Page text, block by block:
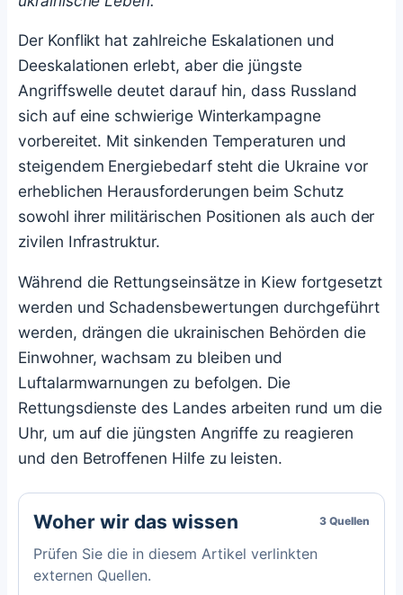
Der Konflikt hat zahlreiche Eskalationen und
Deeskalationen erlebt, aber die jüngste
Angriffswelle deutet darauf hin, dass Russland
sich auf eine schwierige Winterkampagne
vorbereitet. Mit sinkenden Temperaturen und
steigendem Energiebedarf steht die Ukraine vor
erheblichen Herausforderungen beim Schutz
sowohl ihrer militärischen Positionen als auch der
zivilen Infrastruktur.
Während die Rettungseinsätze in Kiew fortgesetzt
werden und Schadensbewertungen durchgeführt
werden, drängen die ukrainischen Behörden die
Einwohner, wachsam zu bleiben und
Luftalarmwarnungen zu befolgen. Die
Rettungsdienste des Landes arbeiten rund um die
Uhr, um auf die jüngsten Angriffe zu reagieren
und den Betroffenen Hilfe zu leisten.
Woher wir das wissen 3 Quellen
Prüfen Sie die in diesem Artikel verlinkten
externen Quellen.